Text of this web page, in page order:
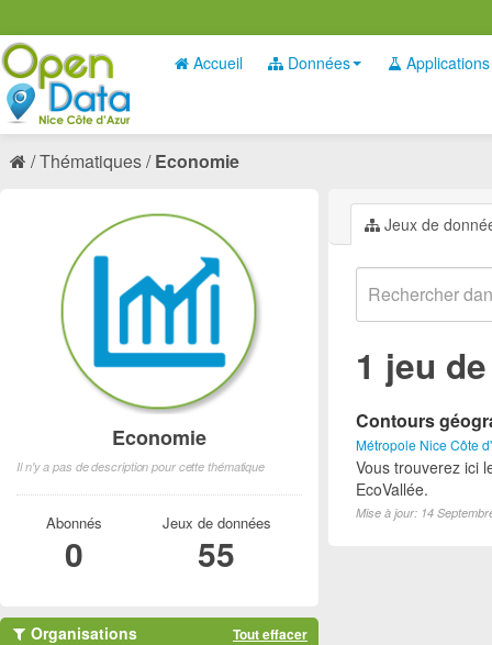
Accueil Données Applications
Thématiques Economie
Jeux de
1 jeu
Contours
Métropole Nice Côte
Vous trouverez ici
EcoVallée.
Mise à jour: 14
Economie
Il n'y a pas de description pour cette thématique
Abonnés
0
Jeux de données
55
Organisations Tout effacer